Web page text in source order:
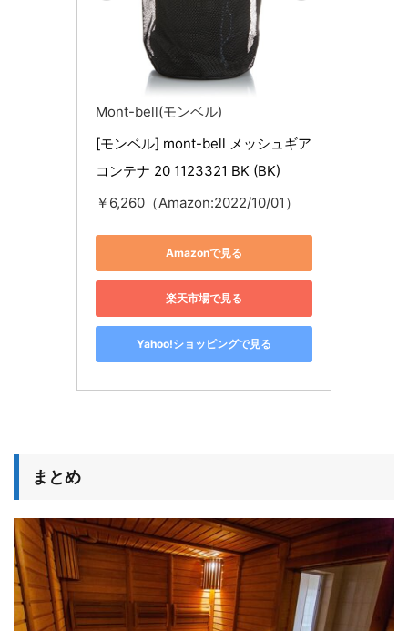
Mont-bell(モンベル)
[モンベル] mont-bell メッシュギア
コンテナ 20 1123321 BK (BK)
￥6,260（Amazon:2022/10/01）
Amazonで見る
楽天市場で見る
Yahoo!ショッピングで見る
まとめ